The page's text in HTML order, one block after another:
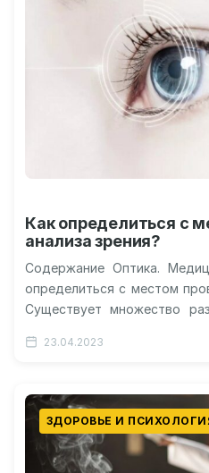
Как определиться с
анализа зрения?
Содержание Оптика.
определиться с местом
Существует множество
23.04.2023
ЗДОРОВЬЕ И